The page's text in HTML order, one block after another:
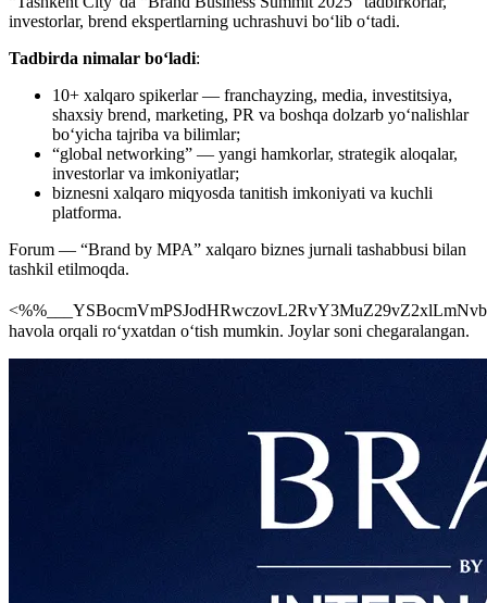
investorlar, brend ekspertlarning uchrashuvi boʻlib oʻtadi.
Tadbirda nimalar boʻladi:
10+ xalqaro spikerlar — franchayzing, media, investitsiya,
shaxsiy brend, marketing, PR va boshqa dolzarb yo‘nalishlar
bo‘yicha tajriba va bilimlar;
“global networking” — yangi hamkorlar, strategik aloqalar,
investorlar va imkoniyatlar;
biznesni xalqaro miqyosda tanitish imkoniyati va kuchli
platforma.
Forum — “Brand by MPA” xalqaro biznes jurnali tashabbusi bilan
tashkil etilmoqda.
havola orqali roʻyxatdan oʻtish mumkin. Joylar soni chegaralangan.